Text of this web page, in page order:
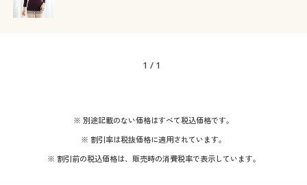
1 / 1
※ 別途記載のない価格はすべて税込価格です。
※ 割引率は税抜価格に適用されています。
※ 割引前の税込価格は、販売時の消費税率で表示しています。